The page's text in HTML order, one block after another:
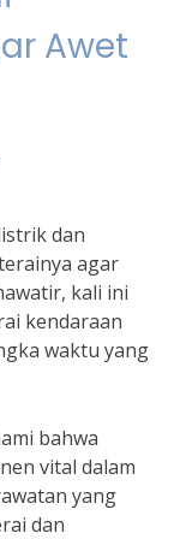
Awet
dan
agar
kali ini
kendaraan
waktu yang
bahwa
vital dalam
yang
dan